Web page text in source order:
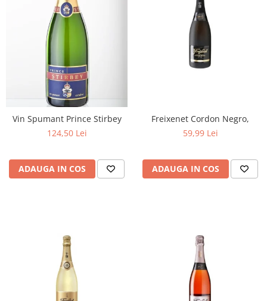
Vin Spumant Prince Stirbey
124,50 Lei
ADAUGA IN COS
Freixenet Cordon Negro,
59,99 Lei
ADAUGA IN COS